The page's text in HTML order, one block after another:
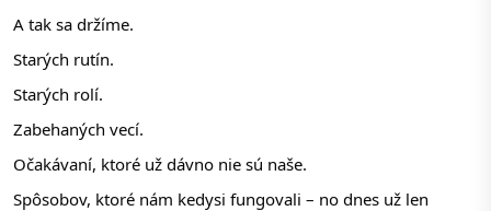
A tak sa držíme.
Starých rutín.
Starých rolí.
Zabehaných vecí.
Očakávaní, ktoré už dávno nie sú naše.
Spôsobov, ktoré nám kedysi fungovali – no dnes už len